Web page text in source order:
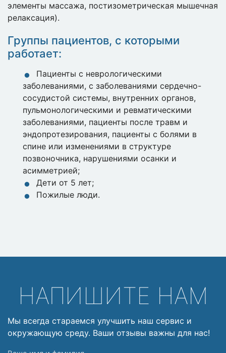
элементы массажа, постизометрическая мышечная
релаксация).
Группы пациентов, с которыми
работает:
Пациенты с неврологическими
заболеваниями, с заболеваниями сердечно-
сосудистой системы, внутренних органов,
пульмонологическими и ревматическими
заболеваниями, пациенты после травм и
эндопротезирования, пациенты с болями в
спине или изменениями в структуре
позвоночника, нарушениями осанки и
асимметрией;
Дети от 5 лет;
Пожилые люди.
НАПИШИТЕ НАМ
Мы всегда стараемся улучшить наш сервис и
окружающую среду. Ваши отзывы важны для нас!